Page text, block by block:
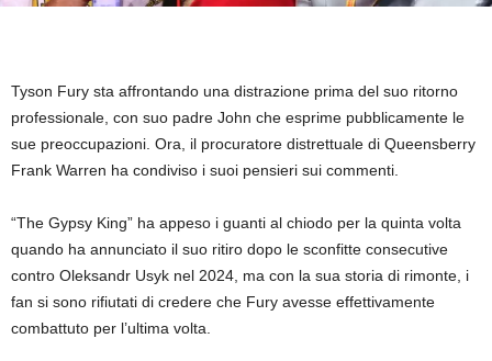
Tyson Fury sta affrontando una distrazione prima del suo ritorno
professionale, con suo padre John che esprime pubblicamente le
sue preoccupazioni. Ora, il procuratore distrettuale di Queensberry
Frank Warren ha condiviso i suoi pensieri sui commenti.
“The Gypsy King” ha appeso i guanti al chiodo per la quinta volta
quando ha annunciato il suo ritiro dopo le sconfitte consecutive
contro Oleksandr Usyk nel 2024, ma con la sua storia di rimonte, i
fan si sono rifiutati di credere che Fury avesse effettivamente
combattuto per l’ultima volta.